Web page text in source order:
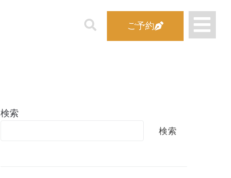
ご予約
検索
検索